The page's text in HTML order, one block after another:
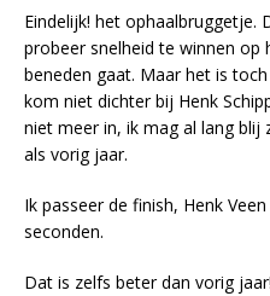
Eindelijk! het ophaalbruggetje.
probeer snelheid te winnen op
beneden gaat. Maar het is
kom niet dichter bij Henk
niet meer in, ik mag al lang
als vorig jaar.
Ik passeer de finish, Henk
seconden.
Dat is zelfs beter dan vorig jaar!